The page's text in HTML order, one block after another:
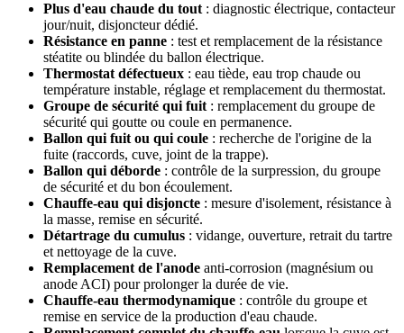
Plus d'eau chaude du tout : diagnostic électrique, contacteur
jour/nuit, disjoncteur dédié.
Résistance en panne : test et remplacement de la résistance
stéatite ou blindée du ballon électrique.
Thermostat défectueux : eau tiède, eau trop chaude ou
température instable, réglage et remplacement du thermostat.
Groupe de sécurité qui fuit : remplacement du groupe de
sécurité qui goutte ou coule en permanence.
Ballon qui fuit ou qui coule : recherche de l'origine de la
fuite (raccords, cuve, joint de la trappe).
Ballon qui déborde : contrôle de la surpression, du groupe
de sécurité et du bon écoulement.
Chauffe-eau qui disjoncte : mesure d'isolement, résistance à
la masse, remise en sécurité.
Détartrage du cumulus : vidange, ouverture, retrait du tartre
et nettoyage de la cuve.
Remplacement de l'anode anti-corrosion (magnésium ou
anode ACI) pour prolonger la durée de vie.
Chauffe-eau thermodynamique : contrôle du groupe et
remise en service de la production d'eau chaude.